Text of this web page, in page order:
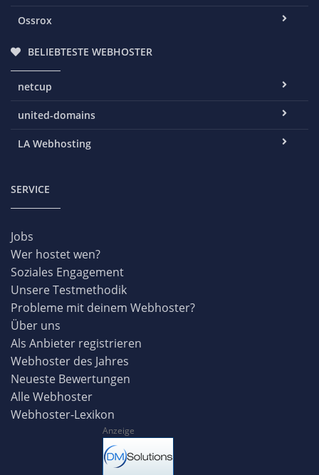
Ossrox
BELIEBTESTE WEBHOSTER
netcup
united-domains
LA Webhosting
SERVICE
Jobs
Wer hostet wen?
Soziales Engagement
Unsere Testmethodik
Probleme mit deinem Webhoster?
Über uns
Als Anbieter registrieren
Webhoster des Jahres
Neueste Bewertungen
Alle Webhoster
Webhoster-Lexikon
Anzeige